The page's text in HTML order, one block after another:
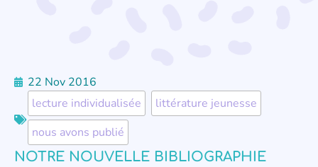
22 Nov 2016
lecture individualisée
littérature jeunesse
nous avons publié
NOTRE NOUVELLE BIBLIOGRAPHIE